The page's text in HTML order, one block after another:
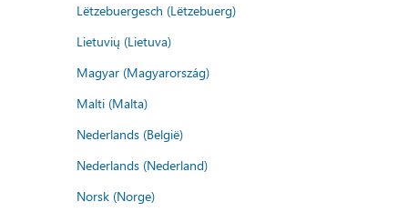
Lëtzebuergesch (Lëtzebuerg)
Lietuvių (Lietuva)
Magyar (Magyarország)
Malti (Malta)
Nederlands (België)
Nederlands (Nederland)
Norsk (Norge)